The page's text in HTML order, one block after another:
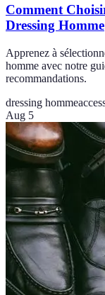
Comment
Dressing Homme
Apprenez à
homme avec notre
recommandations.
dressing homme
Aug 5